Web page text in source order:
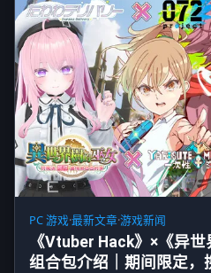
PC 游戏·最新文章·游戏新闻
《Vtuber Hack》×《异
组合包介绍｜期间限定，